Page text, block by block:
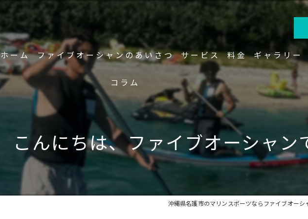
ホーム ファイブオーシャンのあいさつ サービス 料金 ギャラリー
コラム
こんにちは、ファイブオーシャン
沖縄県名護市のマリンスポーツならファイブオーシ